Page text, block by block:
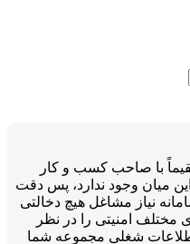
با صاحب کسب و کار
میان وجود ندارد، پس دقت
نیاز مشاغل هیچ دخالتی
مختلف امنیتی را در نظر
اطلاعات شغلی مجموعه شما